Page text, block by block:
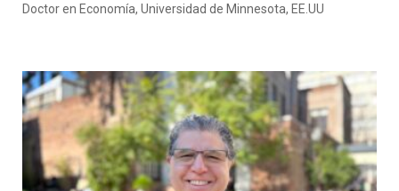
Doctor en Economía, Universidad de Minnesota, EE.UU